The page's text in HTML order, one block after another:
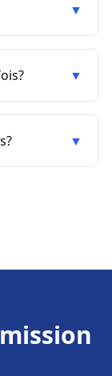
▼
▼
▼